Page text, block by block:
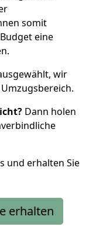
somit
eine
wir
Dann holen
und erhalten Sie
erhalten